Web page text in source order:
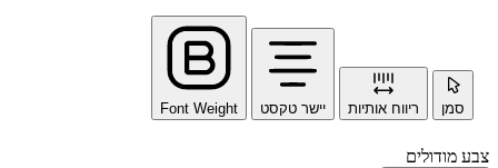
סמן ריווח אותיות יישר טקסט Font Weight
צבע מודולים